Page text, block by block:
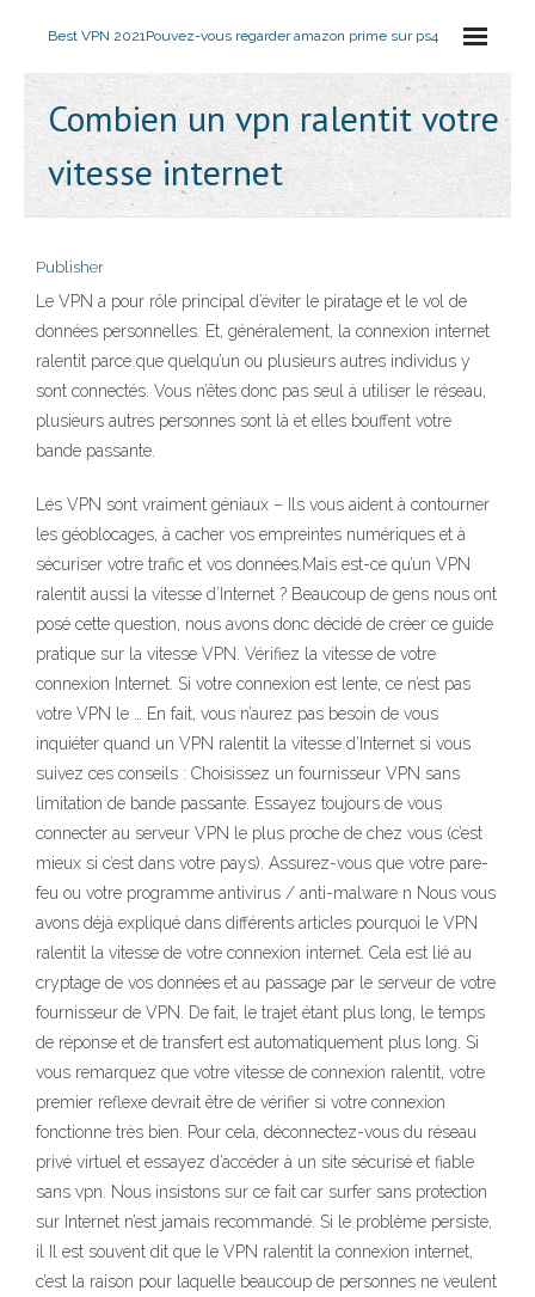
Best VPN 2021Pouvez-vous regarder amazon prime sur ps4
Combien un vpn ralentit votre
vitesse internet
Publisher
Le VPN a pour rôle principal d’éviter le piratage et le vol de
données personnelles. Et, généralement, la connexion internet
ralentit parce que quelqu’un ou plusieurs autres individus y
sont connectés. Vous n’êtes donc pas seul à utiliser le réseau,
plusieurs autres personnes sont là et elles bouffent votre
bande passante.
Les VPN sont vraiment géniaux – Ils vous aident à contourner
les géoblocages, à cacher vos empreintes numériques et à
sécuriser votre trafic et vos données.Mais est-ce qu’un VPN
ralentit aussi la vitesse d’Internet ? Beaucoup de gens nous ont
posé cette question, nous avons donc décidé de créer ce guide
pratique sur la vitesse VPN. Vérifiez la vitesse de votre
connexion Internet. Si votre connexion est lente, ce n’est pas
votre VPN le … En fait, vous n’aurez pas besoin de vous
inquiéter quand un VPN ralentit la vitesse d’Internet si vous
suivez ces conseils : Choisissez un fournisseur VPN sans
limitation de bande passante. Essayez toujours de vous
connecter au serveur VPN le plus proche de chez vous (c’est
mieux si c’est dans votre pays). Assurez-vous que votre pare-
feu ou votre programme antivirus / anti-malware n Nous vous
avons déjà expliqué dans différents articles pourquoi le VPN
ralentit la vitesse de votre connexion internet. Cela est lié au
cryptage de vos données et au passage par le serveur de votre
fournisseur de VPN. De fait, le trajet étant plus long, le temps
de réponse et de transfert est automatiquement plus long. Si
vous remarquez que votre vitesse de connexion ralentit, votre
premier reflexe devrait être de vérifier si votre connexion
fonctionne très bien. Pour cela, déconnectez-vous du réseau
privé virtuel et essayez d’accéder à un site sécurisé et fiable
sans vpn. Nous insistons sur ce fait car surfer sans protection
sur Internet n’est jamais recommandé. Si le problème persiste,
il Il est souvent dit que le VPN ralentit la connexion internet,
c’est la raison pour laquelle beaucoup de personnes ne veulent